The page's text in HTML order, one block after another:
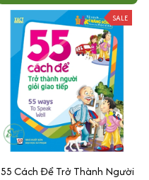
SALE
55 Cách Để Trở Thành Người